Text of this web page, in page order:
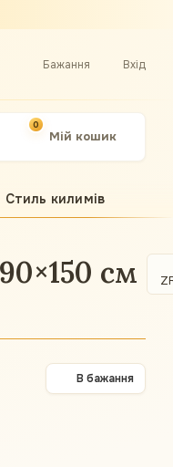
Бажання Вхід
0
Мій кошик
Стиль килимів
см
В бажання